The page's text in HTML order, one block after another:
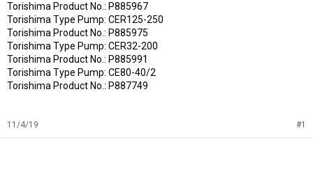
Torishima Product No.: P885967
Torishima Type Pump: CER125-250
Torishima Product No.: P885975
Torishima Type Pump: CER32-200
Torishima Product No.: P885991
Torishima Type Pump: CE80-40/2
Torishima Product No.: P887749
11/4/19 #1